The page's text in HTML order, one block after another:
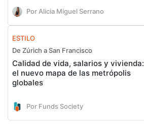
Por Alicia Miguel Serrano
ESTILO
De Zúrich a San Francisco
Calidad de vida, salarios y vivienda:
el nuevo mapa de las metrópolis
globales
Por Funds Society